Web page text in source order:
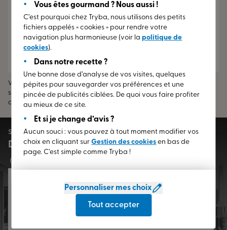
Pergolas & Stores
Volets, stores et portes de garage sont des produits partenaires
sélectionnés par nos soins dans les critères de qualité et de durabilité
correspondants aux exigences TRYBA.
SIMPLE, GRATUIT ET SANS ENGAGEMENT
Demande de devis à TRYBA Asnières
savoir-faire et le service d’un fabricant français. Les
conseillers TRYBA Asnières à proximité de ASNIERES -
Hauts-de-Seine (92) sont disponibles pour répondre à vos
Vous êtes gourmand ? Nous aussi !
C’est pourquoi chez Tryba, nous utilisons des petits
fichiers appelés « cookies » pour rendre votre
navigation plus harmonieuse (voir lapolitique de
cookies).
Dans notre recette ?
Une bonne dose d’analyse de vos visites, quelques
pépites pour sauvegarder vos préférences et une
pincée de publicités ciblées. De quoi vous faire profiter
au mieux de ce site.
Et si je change d’avis ?
Aucun souci : vous pouvez à tout moment modifier vos
choix en cliquant surGestion des cookies en bas de
page. C’est simple comme Tryba !
Personnaliser mes choix
Tout accepter